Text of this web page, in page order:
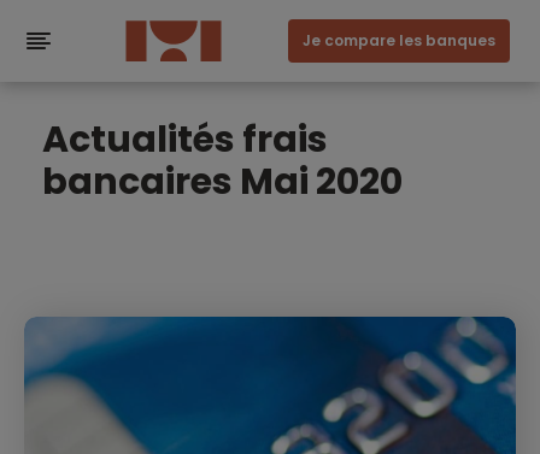
Je compare les banques
Actualités frais
bancaires Mai 2020